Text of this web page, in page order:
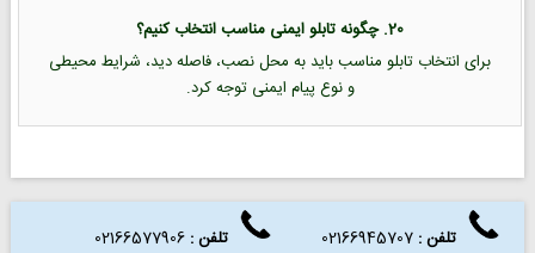
20. چگونه تابلو ایمنی مناسب انتخاب کنیم؟
برای انتخاب تابلو مناسب باید به محل نصب، فاصله دید، شرایط محیطی
و نوع پیام ایمنی توجه کرد.
تلفن : تلفن:
02166577906